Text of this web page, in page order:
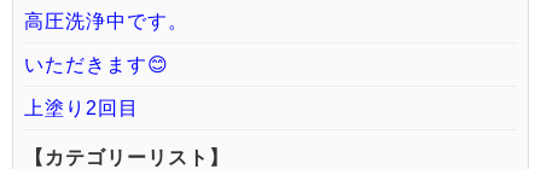
高圧洗浄中です。
いただきます😊
上塗り2回目
【カテゴリーリスト】